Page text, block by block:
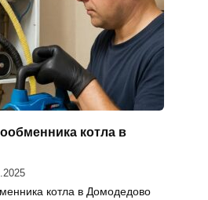
котла в
котла в Домодедово